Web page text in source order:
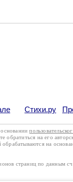
Стихи.ру
основании
на его
обрабатываются на
страниц по данным